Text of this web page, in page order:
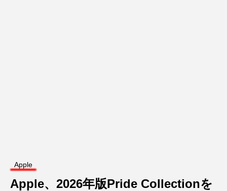
Apple
Apple、2026年版Pride Collectionを